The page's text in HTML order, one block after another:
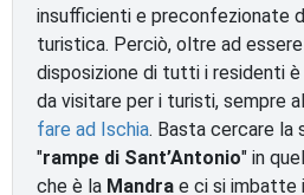
insufficienti e preconfezionate
turistica. Perciò, oltre ad
disposizione di tutti i residenti è
da visitare per i turisti, sempre
fare ad Ischia. Basta cercare la
"rampe di Sant’Antonio" in
che è la Mandra e ci si imbatte